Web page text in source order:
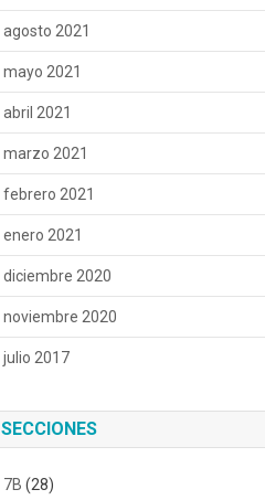
agosto 2021
mayo 2021
abril 2021
marzo 2021
febrero 2021
enero 2021
diciembre 2020
noviembre 2020
julio 2017
SECCIONES
7B (28)